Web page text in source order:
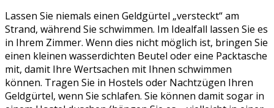
Lassen Sie niemals einen Geldgürtel „versteckt“ am
Strand, während Sie schwimmen. Im Idealfall lassen Sie es
in Ihrem Zimmer. Wenn dies nicht möglich ist, bringen Sie
einen kleinen wasserdichten Beutel oder eine Packtasche
mit, damit Ihre Wertsachen mit Ihnen schwimmen
können. Tragen Sie in Hostels oder Nachtzügen Ihren
Geldgürtel, wenn Sie schlafen. Sie können damit sogar in